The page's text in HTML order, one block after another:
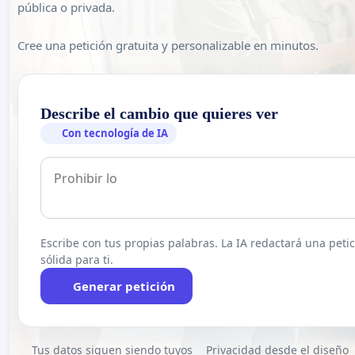
pública o privada.
Cree una petición gratuita y personalizable en minutos.
Describe el cambio que quieres ver
Con tecnología de IA
Escribe con tus propias palabras. La IA redactará una
sólida para ti.
Generar petición
Tus datos siguen siendo tuyos Privacidad desde el diseño